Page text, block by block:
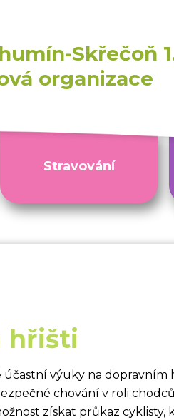
Skřečoň
organizace
Stravování
hřišti
výuky na dopravním
chování v roli
získat průkaz cyklisty,